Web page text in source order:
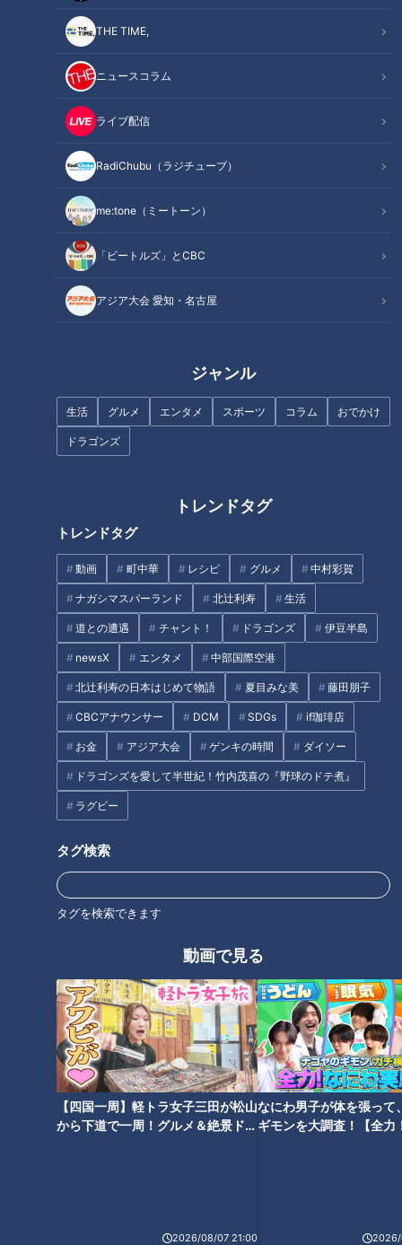
THE TIME,
ニュースコラム
ライブ配信
RadiChubu（ラジチューブ）
me:tone（ミートーン）
「ビートルズ」とCBC
アジア大会 愛知・名古屋
ジャンル
生活 グルメ エンタメ スポーツ コラム おでかけ
ドラゴンズ
トレンドタグ
トレンドタグ
動画 町中華 レシピ グルメ 中村彩賀
ナガシマスパーランド 北辻利寿 生活
道との遭遇 チャント！ ドラゴンズ 伊豆半島
newsX エンタメ 中部国際空港
北辻利寿の日本はじめて物語 夏目みな美 藤田朋子
CBCアナウンサー DCM SDGs if珈琲店
お金 アジア大会 ゲンキの時間 ダイソー
ドラゴンズを愛して半世紀！竹内茂喜の『野球のドテ煮』
ラグビー
タグ検索
タグを検索できます
動画で見る
【四国一周】軽トラ女子三田が松山
から下道で一周！グルメ＆絶景ドラ
2026/08/07 21:00
なにわ男子が体を張って
ギモンを大調査！【全力
2026/
記事に戻る
この記事を見たあなたへのおすすめ
河川の生態系を侵略する肉食外
来魚「コクチバス」 長良川に出
現しアユの被害が心配
飼育種類数は約1200！日本一多
くの生きものが暮らしている鳥
羽水族館で今見るべき動物を全
不気味な“赤い首” 艶のある体
土用の丑の日に食べるもの、ウ
ナギ以外もOK！
日本でオスのシャチが見られる
のは名古屋港水族館だけ！今し
か見られない赤ちゃんの姿にキ
ュン♡名古屋港水族館の「GW
にオススメ！人気の生きものラ
ンキング」を発表！
タグ
チャント！ 愛知 東山動植物園
オススメ関連コンテンツ
園？スリル日本一！？愛知の新
穴場スポット大調査！【花咲か
タイムズ】
日本で唯一！入園料無料でゾウ